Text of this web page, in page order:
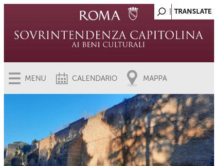
MENU CALENDARIO MAPPA